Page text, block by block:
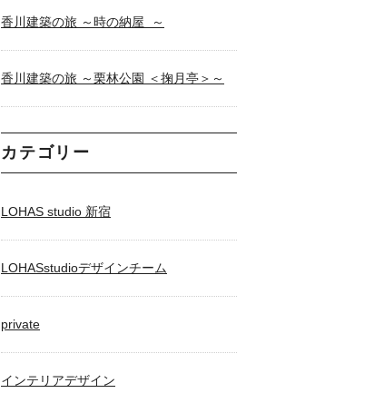
香川建築の旅 ～時の納屋 ～
香川建築の旅 ～栗林公園 ＜掬月亭＞～
カテゴリー
LOHAS studio 新宿
LOHASstudioデザインチーム
private
インテリアデザイン